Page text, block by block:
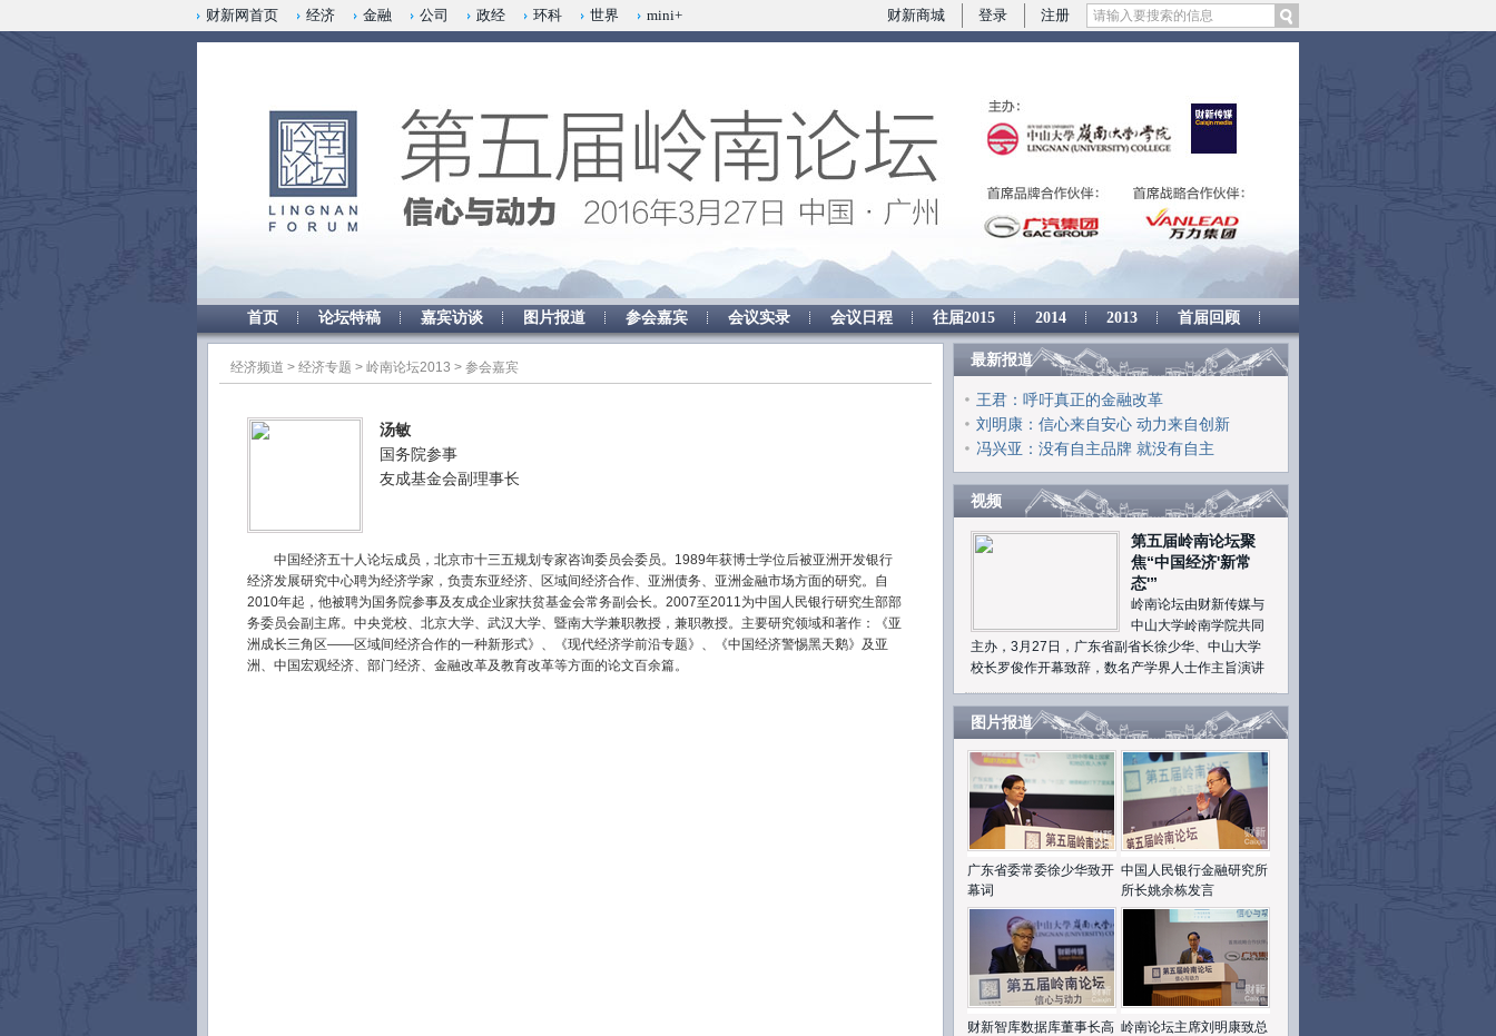
财新商城 登录 注册
财新网首页 经济 金融 公司 政经 环科 世界 mini+
首页 论坛特稿 嘉宾访谈 图片报道 参会嘉宾 会议实录 会议日程 往届2015 2014 2013 首届回顾
经济频道 > 经济专题 > 岭南论坛2013 > 参会嘉宾
汤敏
国务院参事
友成基金会副理事长
中国经济五十人论坛成员，北京市十三五规划专家咨询委员会委员。1989年获博士学位后被亚洲开发银行
经济发展研究中心聘为经济学家，负责东亚经济、区域间经济合作、亚洲债务、亚洲金融市场方面的研究。自
2010年起，他被聘为国务院参事及友成企业家扶贫基金会常务副会长。2007至2011为中国人民银行研究生部部
务委员会副主席。中央党校、北京大学、武汉大学、暨南大学兼职教授，兼职教授。主要研究领域和著作：《亚
洲成长三角区——区域间经济合作的一种新形式》、《现代经济学前沿专题》、《中国经济警惕黑天鹅》及亚
洲、中国宏观经济、部门经济、金融改革及教育改革等方面的论文百余篇。
最新报道
王君：呼吁真正的金融改革
刘明康：信心来自安心 动力来自创新
冯兴亚：没有自主品牌 就没有自主
视频
第五届岭南论坛聚
焦“中国经济'新常
态'”
岭南论坛由财新传媒与
中山大学岭南学院共同
主办，3月27日，广东省副省长徐少华、中山大学
校长罗俊作开幕致辞，数名产学界人士作主旨演讲
图片报道
广东省委常委徐少华致开
幕词
中国人民银行金融研究所
所长姚余栋发言
财新智库数据库董事长高 岭南论坛主席刘明康致总